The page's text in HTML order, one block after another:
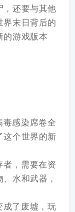
，还要与其他
界末日背后的
的游戏版本
毒感染席卷全
这个世界的新
者，需要在资
水和武器，
成了废墟，玩